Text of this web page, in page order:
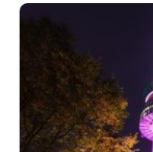
1,350,000₫.